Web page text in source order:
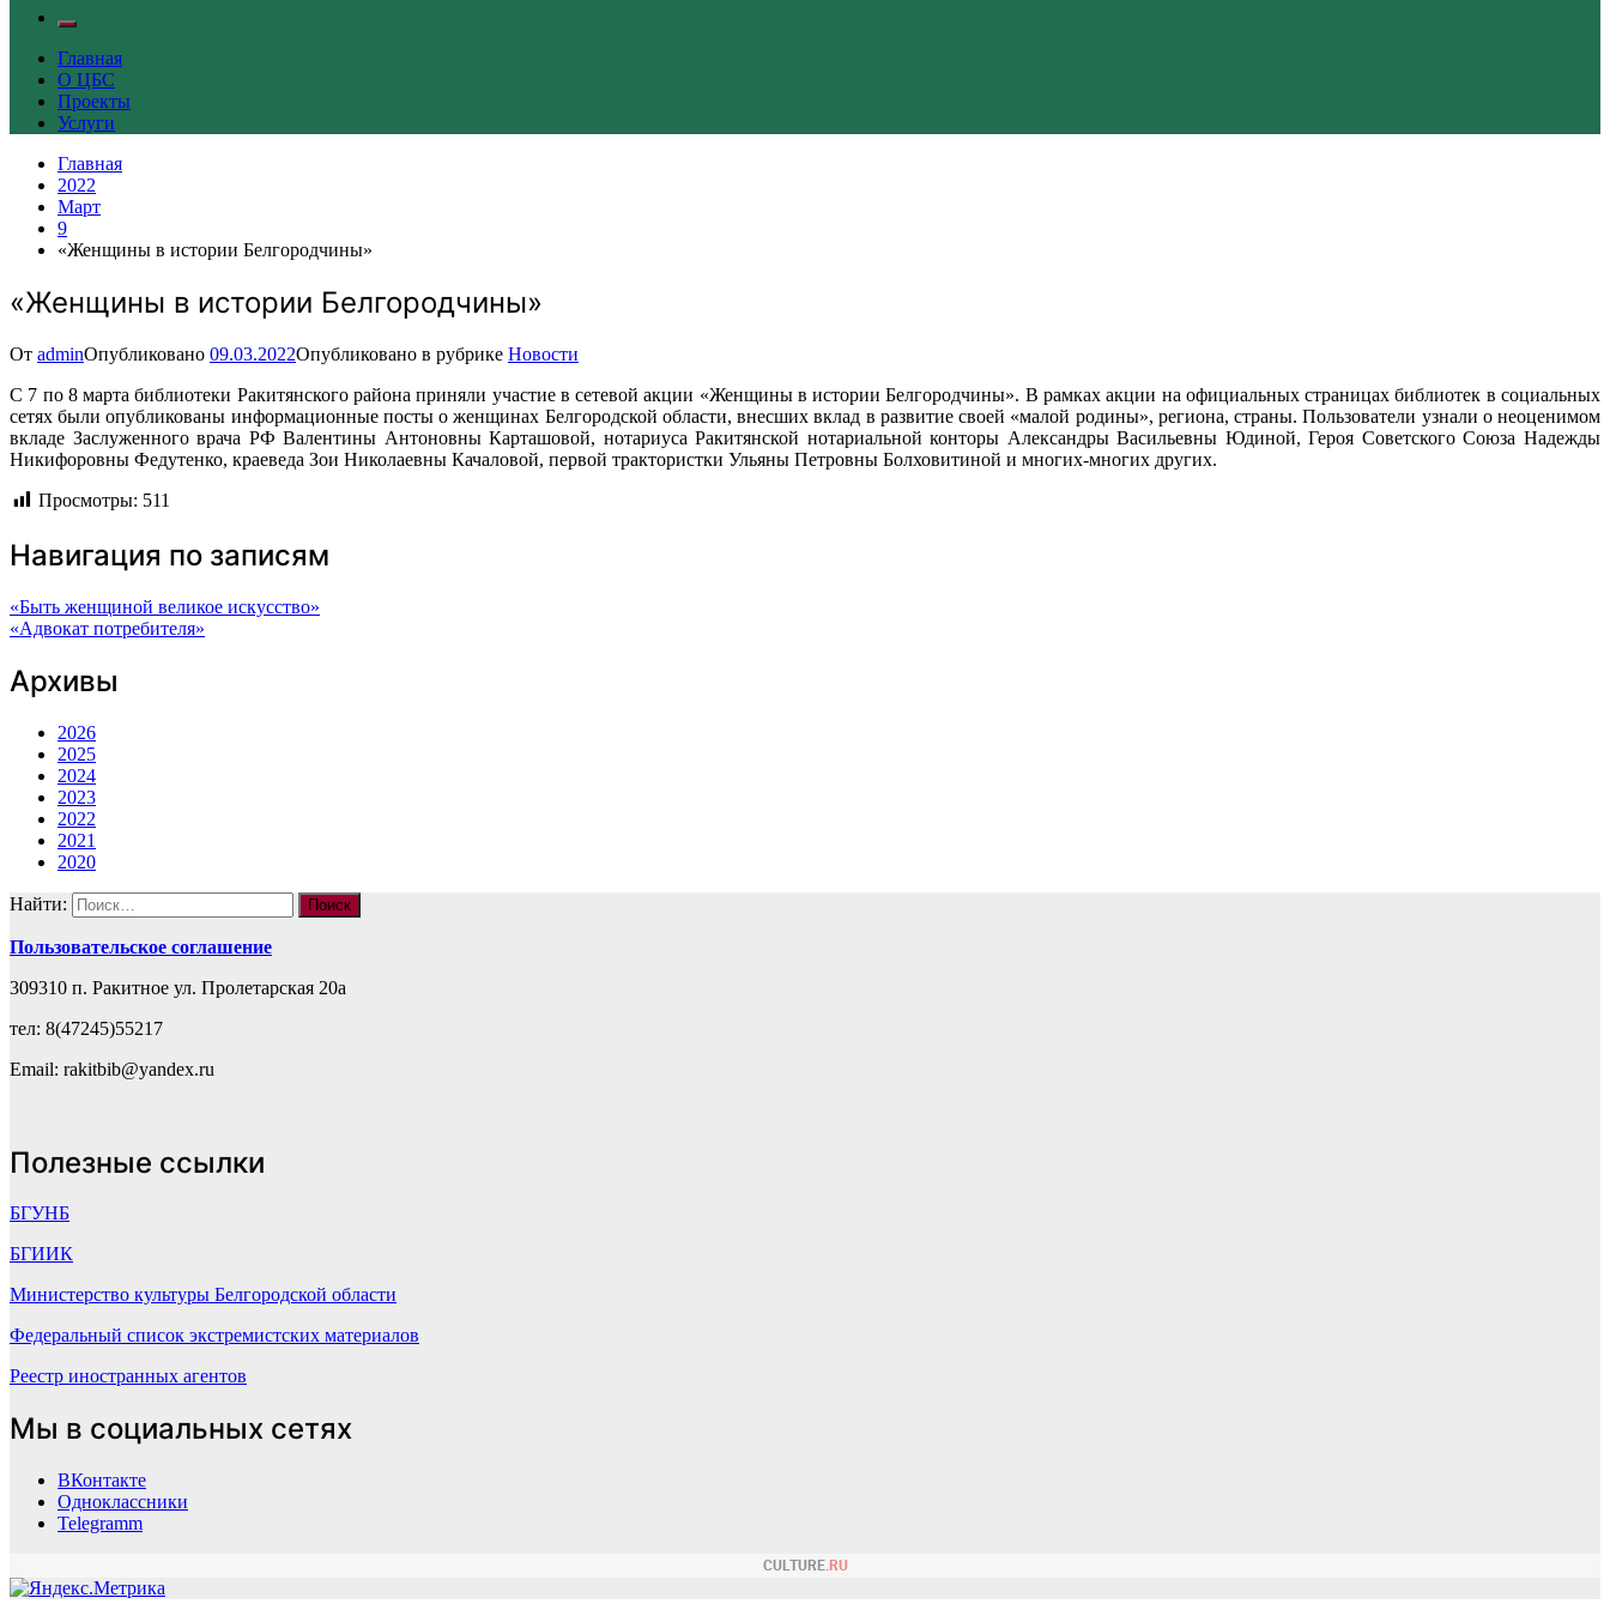
Главная
О ЦБС
Проекты
Услуги
Главная
2022
Март
9
«Женщины в истории Белгородчины»
«Женщины в истории Белгородчины»
От adminОпубликовано 09.03.2022Опубликовано в рубрике Новости
С 7 по 8 марта библиотеки Ракитянского района приняли участие в сетевой акции «Женщины в истории Белгородчины». В рамках акции на официальных страницах библиотек в социальных
сетях были опубликованы информационные посты о женщинах Белгородской области, внесших вклад в развитие своей «малой родины», региона, страны. Пользователи узнали о неоценимом
вкладе Заслуженного врача РФ Валентины Антоновны Карташовой, нотариуса Ракитянской нотариальной конторы Александры Васильевны Юдиной, Героя Советского Союза Надежды
Никифоровны Федутенко, краеведа Зои Николаевны Качаловой, первой трактористки Ульяны Петровны Болховитиной и многих-многих других.
Просмотры: 511
Навигация по записям
«Быть женщиной великое искусство»
«Адвокат потребителя»
Архивы
2026
2025
2024
2023
2022
2021
2020
Найти:
Пользовательское соглашение
309310 п. Ракитное ул. Пролетарская 20а
тел: 8(47245)55217
Email: rakitbib@yandex.ru
Полезные ссылки
БГУНБ
БГИИК
Министерство культуры Белгородской области
Федеральный список экстремистских материалов
Реестр иностранных агентов
Мы в социальных сетях
ВКонтакте
Одноклассники
Telegramm